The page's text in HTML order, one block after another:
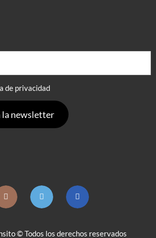
de privacidad
© Todos los derechos reservados